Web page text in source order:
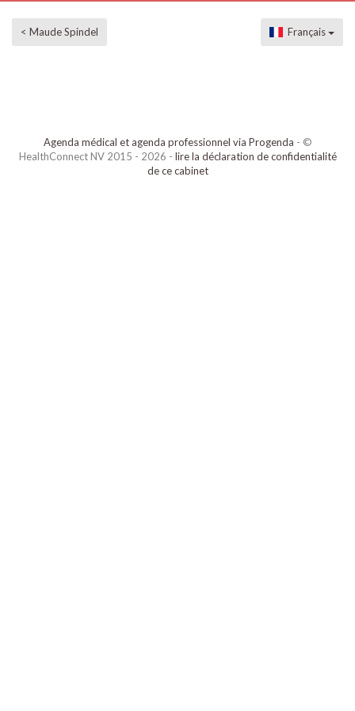
< Maude Spindel Français
Agenda médical et agenda professionnel via Progenda - ©
HealthConnect NV 2015 - 2026 - lire la déclaration de confidentialité
de ce cabinet